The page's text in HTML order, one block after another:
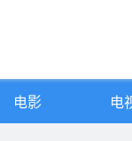
电影 电